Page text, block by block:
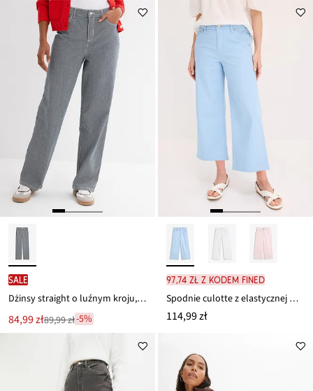
SALE
Dżinsy straight o luźnym kroju, high waist, w paski
Nowa
cena
84,99 zł
Przeceniono
89,99 zł-5%
97,74 zł z kodem FINED
Spodnie culotte z elastycznej mieszanki bawełny
114,99 zł